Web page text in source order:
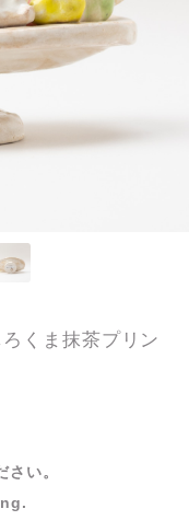
くま抹茶プリン
い。